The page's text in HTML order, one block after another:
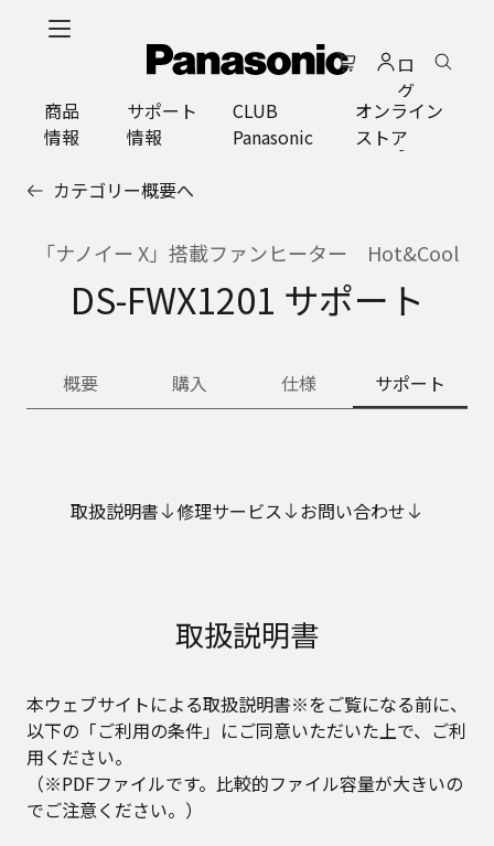
ロ
グ
イ
ン
商品
情報
サポート
情報
CLUB
Panasonic
オンライン
ストア
カテゴリー概要へ
「ナノイー X」搭載ファンヒーター Hot&Cool
DS-FWX1201 サポート
概要 購入 仕様 サポート
取扱説明書 修理サービス お問い合わせ
取扱説明書
本ウェブサイトによる取扱説明書※をご覧になる前に、
以下の「ご利用の条件」にご同意いただいた上で、ご利
用ください。
（※PDFファイルです。比較的ファイル容量が大きいの
でご注意ください。）